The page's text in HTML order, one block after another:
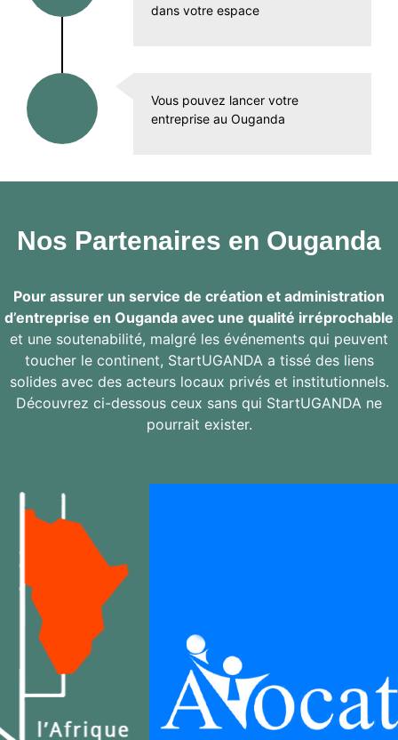
dans votre espace
Vous pouvez lancer votre
entreprise au Ouganda
Nos Partenaires en Ouganda
Pour assurer un service de création et administration
d’entreprise en Ouganda avec une qualité irréprochable
et une soutenabilité, malgré les événements qui peuvent
toucher le continent, StartUGANDA a tissé des liens
solides avec des acteurs locaux privés et institutionnels.
Découvrez ci-dessous ceux sans qui StartUGANDA ne
pourrait exister.